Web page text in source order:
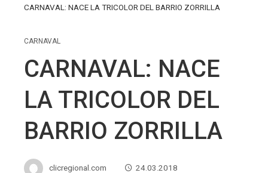
CARNAVAL: NACE LA TRICOLOR DEL BARRIO ZORRILLA
CARNAVAL
CARNAVAL: NACE
LA TRICOLOR DEL
BARRIO ZORRILLA
clicregional.com
24.03.2018